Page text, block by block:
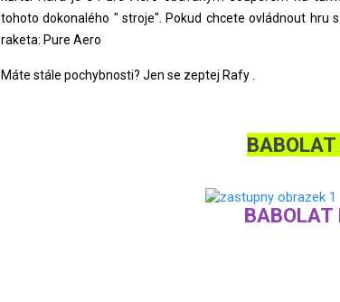
tohoto dokonalého " stroje". Pokud chcete ovládnout hru
raketa: Pure Aero
Máte stále pochybnosti? Jen se zeptej Rafy .
BABOLAT PURE